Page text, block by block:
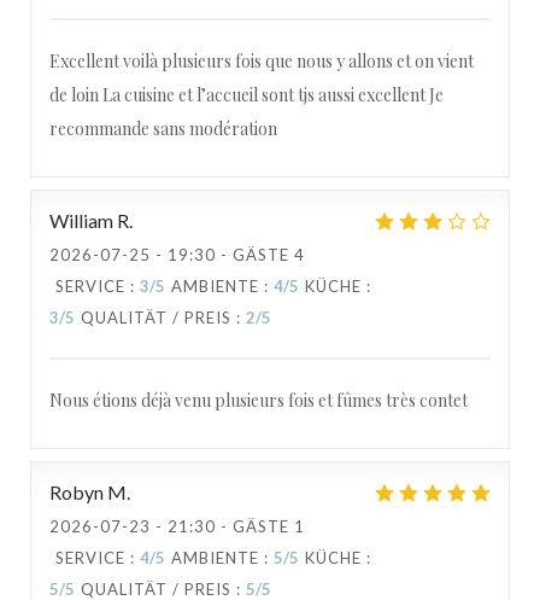
Excellent voilà plusieurs fois que nous y allons et on vient
de loin La cuisine et l’accueil sont tjs aussi excellent Je
recommande sans modération
William R
2026-07-25 - 19:30 - GÄSTE 4
SERVICE : 3/5 AMBIENTE : 4/5 KÜCHE :
3/5 QUALITÄT / PREIS : 2/5
Nous étions déjà venu plusieurs fois et fûmes très contet
Robyn M
2026-07-23 - 21:30 - GÄSTE 1
SERVICE : 4/5 AMBIENTE : 5/5 KÜCHE :
5/5 QUALITÄT / PREIS : 5/5